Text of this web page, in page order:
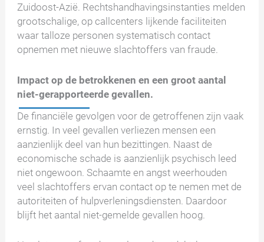
Zuidoost-Azië. Rechtshandhavingsinstanties melden
grootschalige, op callcenters lijkende faciliteiten
waar talloze personen systematisch contact
opnemen met nieuwe slachtoffers van fraude.
Impact op de betrokkenen en een groot aantal
niet-gerapporteerde gevallen.
De financiële gevolgen voor de getroffenen zijn vaak
ernstig. In veel gevallen verliezen mensen een
aanzienlijk deel van hun bezittingen. Naast de
economische schade is aanzienlijk psychisch leed
niet ongewoon. Schaamte en angst weerhouden
veel slachtoffers ervan contact op te nemen met de
autoriteiten of hulpverleningsdiensten. Daardoor
blijft het aantal niet-gemelde gevallen hoog.